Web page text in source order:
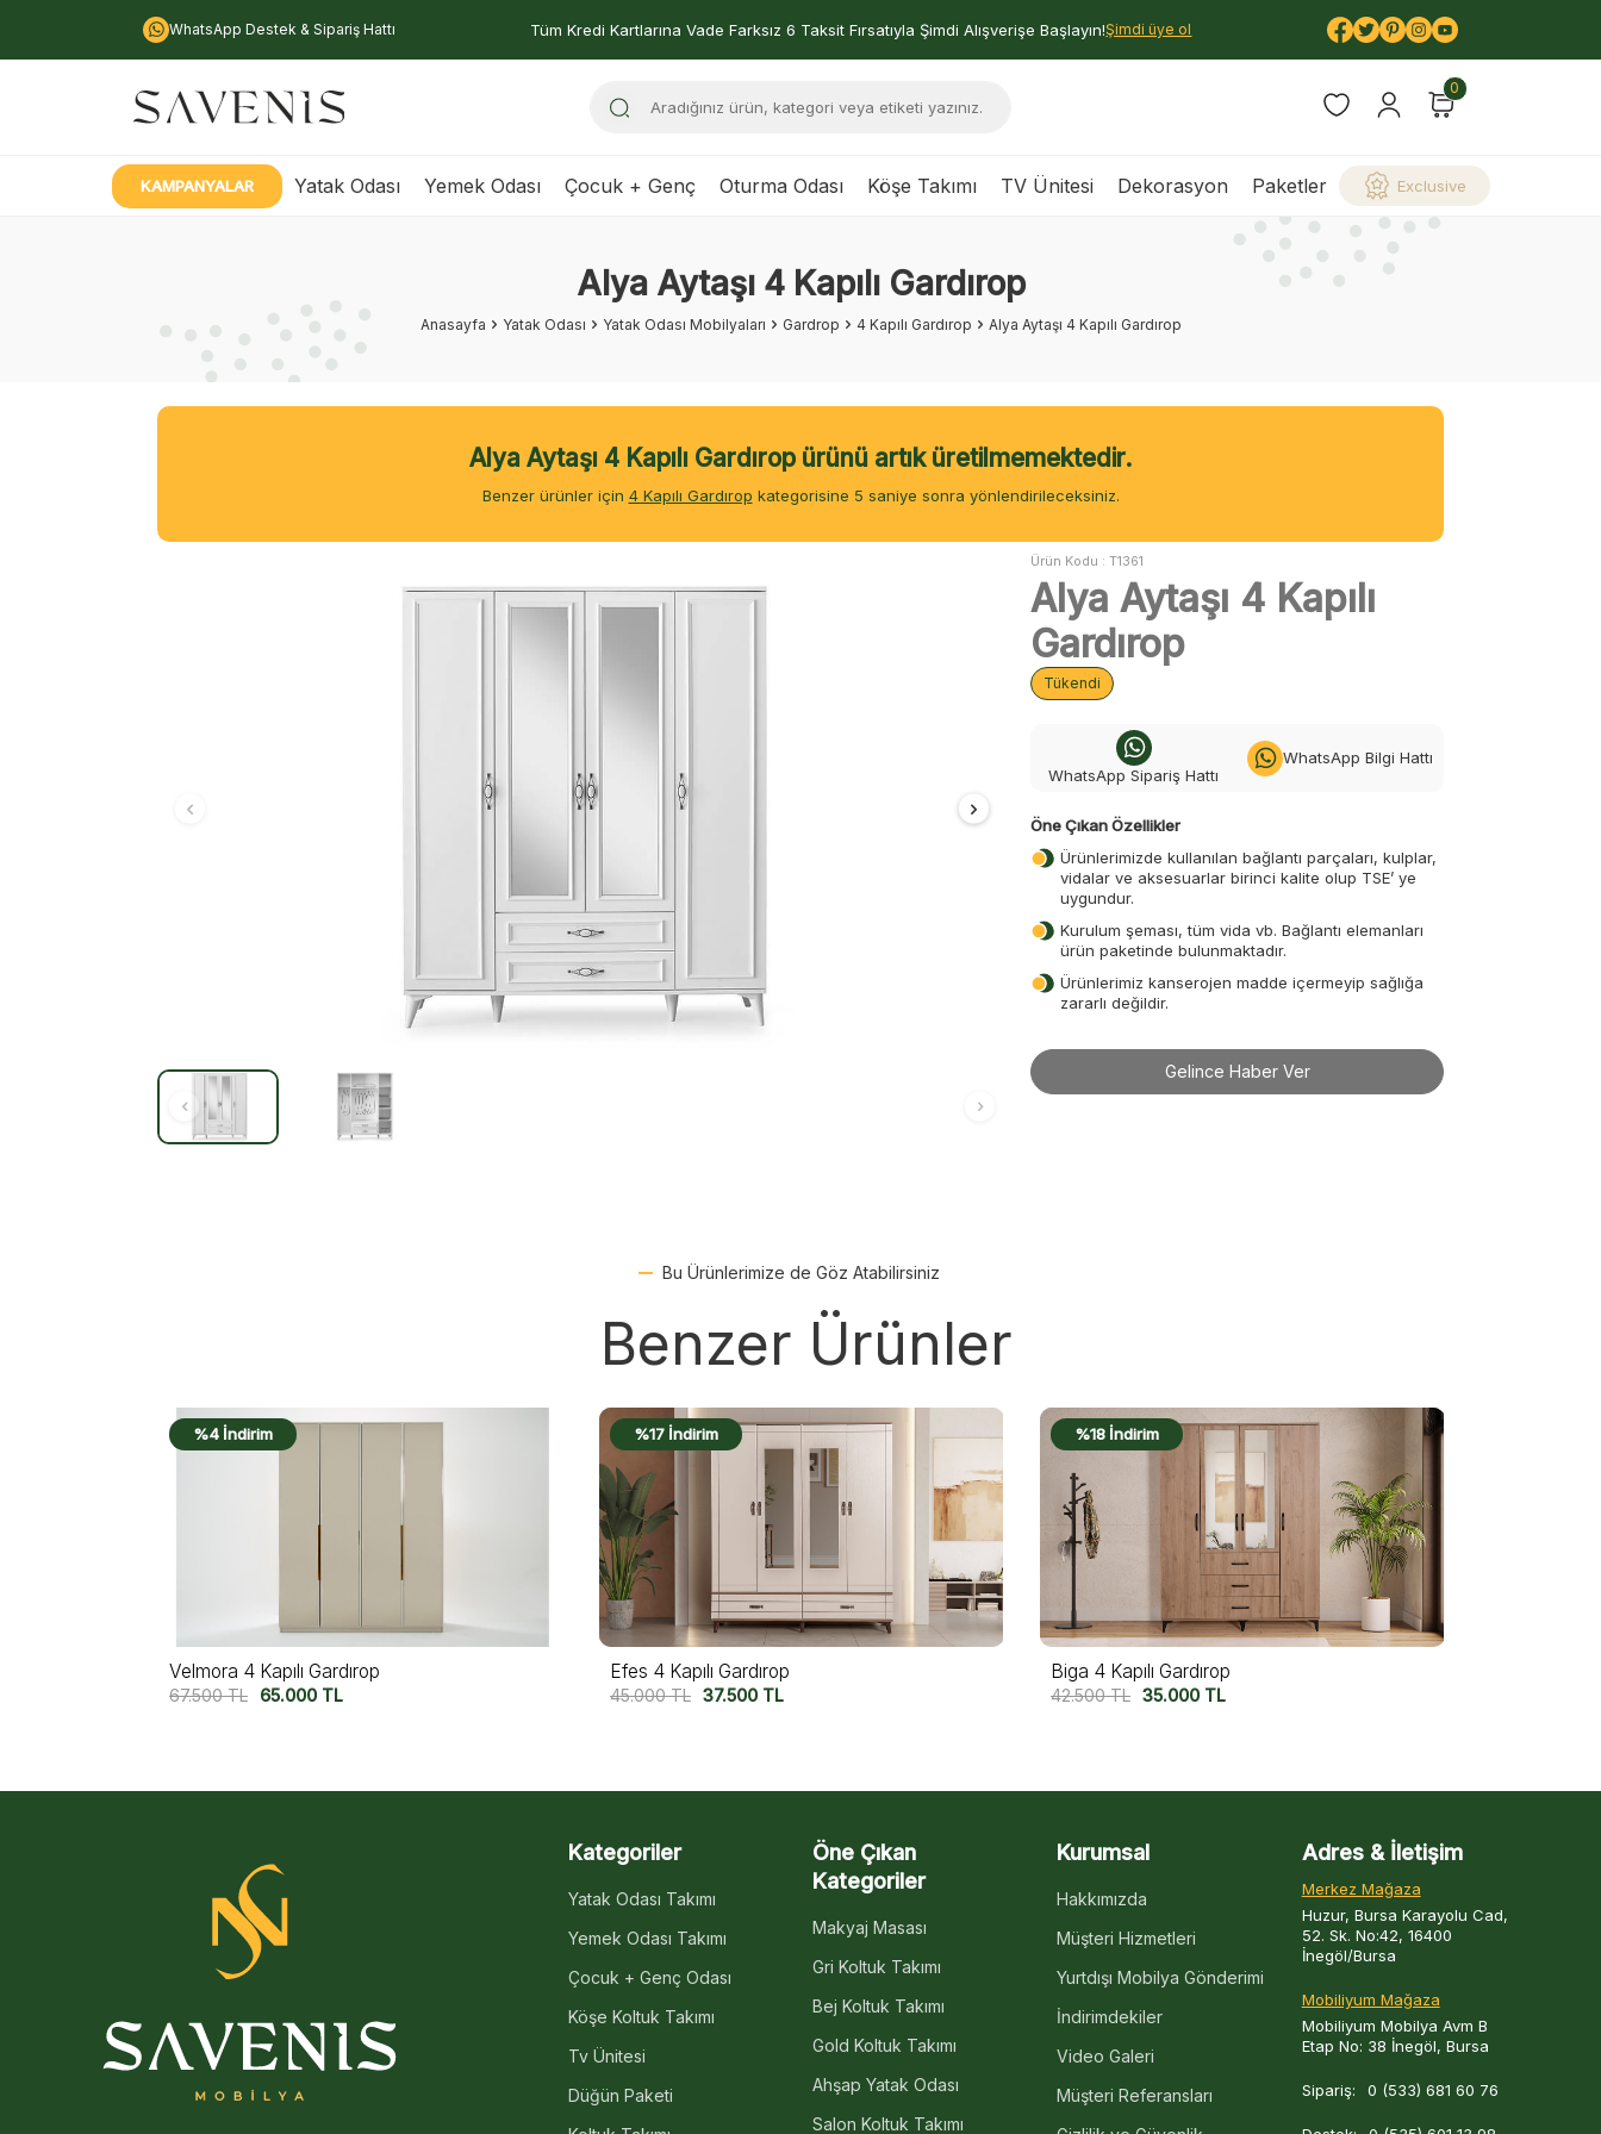
WhatsApp Destek & Sipariş Hattı Tüm Kredi Kartlarına Vade Farksız 6 Taksit Fırsatıyla Şimdi Alışverişe Başlayın!Şimdi üye ol
0
KAMPANYALAR Yatak Odası Yemek Odası Çocuk + Genç Oturma Odası Köşe Takımı TV Ünitesi Dekorasyon Paketler Exclusive
Alya Aytaşı 4 Kapılı Gardırop
Anasayfa Yatak Odası Yatak Odası Mobilyaları Gardrop 4 Kapılı Gardırop Alya Aytaşı 4 Kapılı Gardırop
Alya Aytaşı 4 Kapılı Gardırop ürünü artık üretilmemektedir.
Benzer ürünler için 4 Kapılı Gardırop kategorisine 4 saniye sonra yönlendirileceksiniz.
Ürün Kodu :T1361
Alya Aytaşı 4 Kapılı
Gardırop
Tükendi
WhatsApp Sipariş Hattı
WhatsApp Bilgi Hattı
Öne Çıkan Özellikler
Ürünlerimizde kullanılan bağlantı parçaları, kulplar,
vidalar ve aksesuarlar birinci kalite olup TSE’ ye
uygundur.
Kurulum şeması, tüm vida vb. Bağlantı elemanları
ürün paketinde bulunmaktadır.
Ürünlerimiz kanserojen madde içermeyip sağlığa
zararlı değildir.
Gelince Haber Ver
Bu Ürünlerimize de Göz Atabilirsiniz
Benzer Ürünler
%17 İndirim
Efes 4 Kapılı Gardırop
45.000TL 37.500TL
%18 İndirim
Biga 4 Kapılı Gardırop
42.500TL 35.000TL
%18 İndirim
Ege 4 Kapılı Gardırop
42.500TL 35.000TL
Kategoriler
Yatak Odası Takımı
Yemek Odası Takımı
Çocuk + Genç Odası
Köşe Koltuk Takımı
Tv Ünitesi
Düğün Paketi
Öne Çıkan
Kategoriler
Makyaj Masası
Gri Koltuk Takımı
Bej Koltuk Takımı
Gold Koltuk Takımı
Ahşap Yatak Odası
Salon Koltuk Takımı
Kurumsal
Hakkımızda
Müşteri Hizmetleri
Yurtdışı Mobilya Gönderimi
İndirimdekiler
Video Galeri
Müşteri Referansları
Adres & İletişim
Merkez Mağaza
Huzur, Bursa Karayolu Cad,
52. Sk. No:42, 16400
İnegöl/Bursa
Mobiliyum Mağaza
Mobiliyum Mobilya Avm B
Etap No: 38 İnegöl, Bursa
Sipariş: 0 (533) 681 60 76